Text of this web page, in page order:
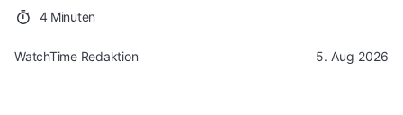
4 Minuten
WatchTime Redaktion 5. Aug 2026